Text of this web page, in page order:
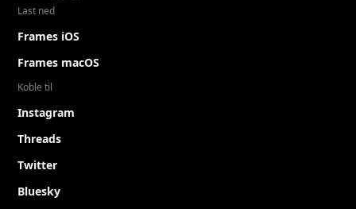
Last ned
Frames iOS
Frames macOS
Koble til
Instagram
Threads
Twitter
Bluesky